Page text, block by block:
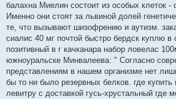
балахна Миелин состоит из особых клеток -
Именно они стоят за львиной долей
те, что вызывают шизофрению и аутизм.
сиалис 40 мг почтой быстро бердск куплю в
позитивный в г качканара набор ловелас
южноуральске Минвалеева: " Согласно
представлениям в нашем организме нет
бы то ни было резервных белков. где купить
левитру с доставкой гусь-хрустальный где